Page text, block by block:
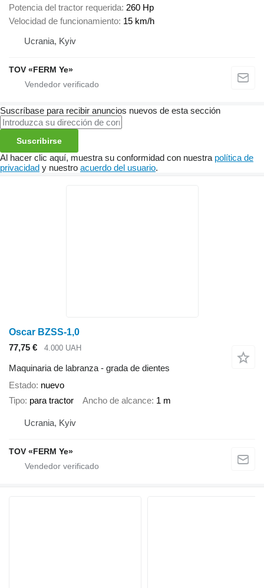
Potencia del tractor requerida 260 Hp
Velocidad de funcionamiento 15 km/h
Ucrania, Kyiv
TOV «FERM Ye»
Suscríbase para recibir anuncios nuevos de esta sección
Suscribirse
Al hacer clic aquí, muestra su conformidad con nuestra política de
privacidad y nuestro acuerdo del usuario.
Oscar BZSS-1,0
77,75 €
4.000 UAH
Maquinaria de labranza - grada de dientes
Estado nuevo
Tipo para tractor Ancho de alcance 1 m
Ucrania, Kyiv
TOV «FERM Ye»